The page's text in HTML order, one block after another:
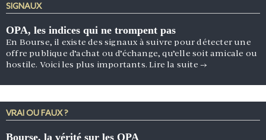
SIGNAUX
OPA, les indices qui ne trompent pas
En Bourse, il existe des signaux à suivre pour détecter une
offre publique d’achat ou d’échange, qu’elle soit amicale ou
hostile. Voici les plus importants.Lire la suite →
VRAI OU FAUX ?
Bourse, la vérité sur les OPA